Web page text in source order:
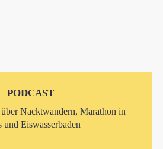
PODCAST
Nacktwandern, Marathon in
und Eiswasserbaden